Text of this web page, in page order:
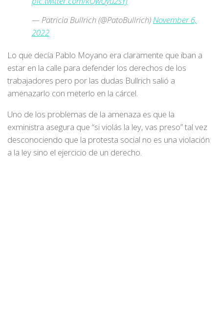
— Patricia Bullrich (@PatoBullrich)November 6,
2022
Lo que decía Pablo Moyano era claramente que iban a
estar en la calle para defender los derechos de los
trabajadores pero por las dudas Bullrich salió a
amenazarlo con meterlo en la cárcel.
Uno de los problemas de la amenaza es que la
exministra asegura que “si violás la ley, vas preso” tal vez
desconociendo que la protesta social no es una violación
a la ley sino el ejercicio de un derecho.